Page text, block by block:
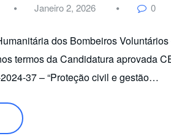
Janeiro 2, 2026 0
dos Bombeiros
termos da Candidatura aprovada
37 – “Proteção civil e gestão…